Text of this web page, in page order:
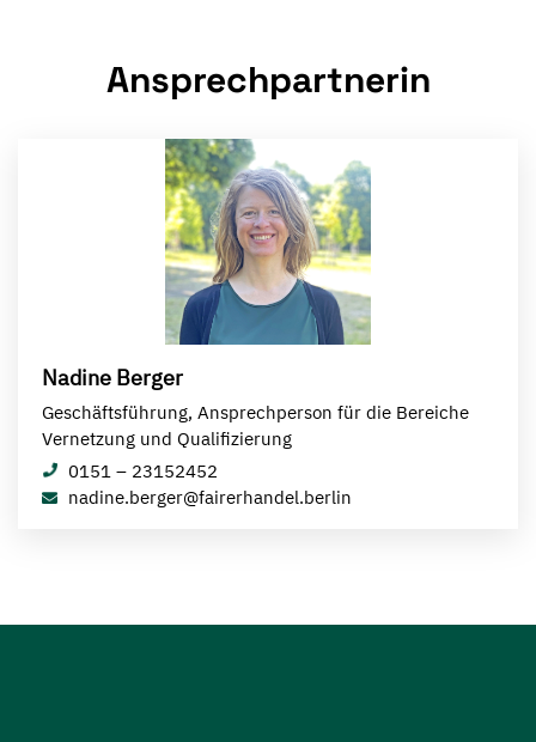
Ansprechpartnerin
Nadine Berger
Geschäftsführung, Ansprechperson für die Bereiche
Vernetzung und Qualifizierung
0151 – 23152452
nadine.berger@fairerhandel.berlin